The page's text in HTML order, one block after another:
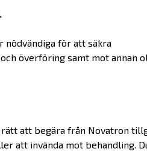
nödvändiga för att säkra
överföring samt mot annan
att begära från Novatron
att invända mot behandling.